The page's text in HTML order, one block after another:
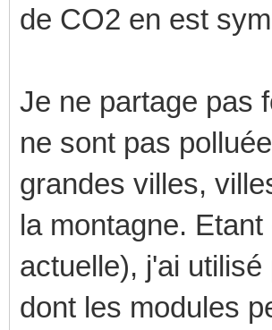
de CO2 en est
Je ne partage pas
ne sont pas
grandes villes,
la montagne.
actuelle), j'ai
dont les modules